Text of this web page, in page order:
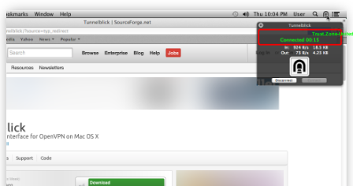
Trust.Zone-